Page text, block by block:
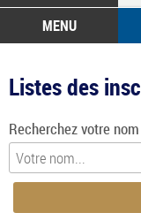
MENU
Listes des
Recherchez votre